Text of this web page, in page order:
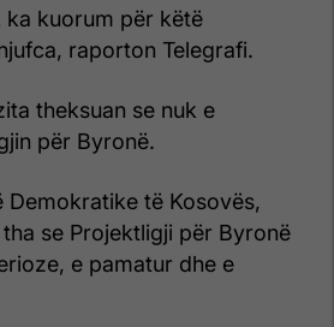
ka kuorum për këtë
raporton Telegrafi.
theksuan se nuk e
për Byronë.
Demokratike të Kosovës,
se Projektligji për Byronë
e pamatur dhe e